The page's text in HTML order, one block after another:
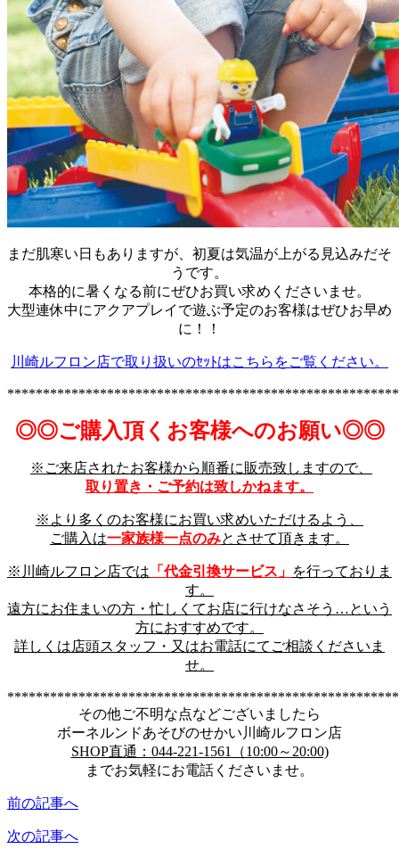
まだ肌寒い日もありますが、初夏は気温が上がる見込みだそ
うです。
本格的に暑くなる前にぜひお買い求めくださいませ。
大型連休中にアクアプレイで遊ぶ予定のお客様はぜひお早め
に！！
川崎ルフロン店で取り扱いのｾｯﾄはこちらをご覧ください。
◎◎ご購入頂くお客様へのお願い◎◎
※ご来店されたお客様から順番に販売致しますので、
取り置き・ご予約は致しかねます。
※より多くのお客様にお買い求めいただけるよう、
ご購入は一家族様一点のみとさせて頂きます。
※川崎ルフロン店では 「代金引換サービス」 を行っておりま
す。
遠方にお住まいの方・忙しくてお店に行けなさそう…という
方におすすめです。
詳しくは店頭スタッフ・又はお電話にてご相談くださいま
せ。
その他ご不明な点などございましたら
ボーネルンドあそびのせかい川崎ルフロン店
SHOP直通：044-221-1561（10:00～20:00)
までお気軽にお電話くださいませ。
前の記事へ
次の記事へ